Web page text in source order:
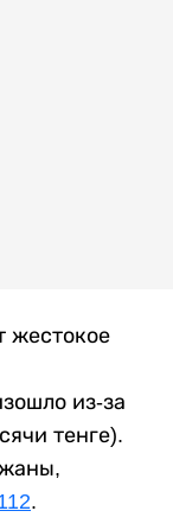
жестокое
из-за
тенге).
.